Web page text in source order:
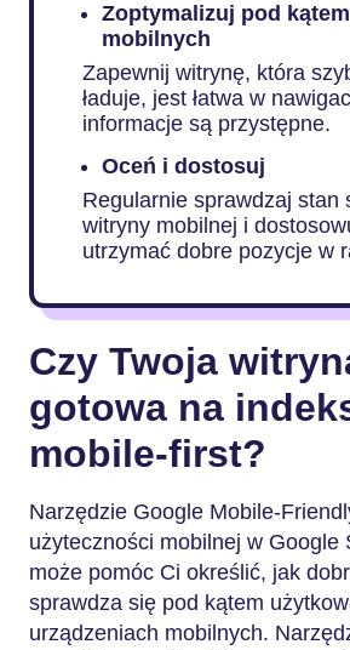
Zoptymalizuj pod
mobilnych
Zapewnij witrynę, która
ładuje, jest łatwa w
informacje są przystępne.
Oceń i dostosuj
Regularnie sprawdzaj stan
witryny mobilnej i
utrzymać dobre pozycje w
Czy Twoja
gotowa na
mobile-first?
Narzędzie Google Mobile-
użyteczności mobilnej w Google
może pomóc Ci określić, jak
sprawdza się pod kątem
urządzeniach mobilnych.